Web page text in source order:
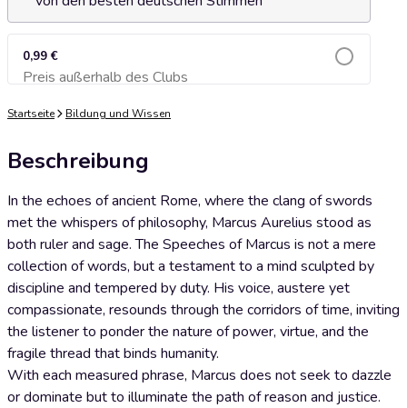
0,99 €
Preis außerhalb des ClubsZum Warenkorb hinzufügen
Startseite Bildung und Wissen
Beschreibung
In the echoes of ancient Rome, where the clang of swords
met the whispers of philosophy, Marcus Aurelius stood as
both ruler and sage. The Speeches of Marcus is not a mere
collection of words, but a testament to a mind sculpted by
discipline and tempered by duty. His voice, austere yet
compassionate, resounds through the corridors of time, inviting
the listener to ponder the nature of power, virtue, and the
fragile thread that binds humanity.
With each measured phrase, Marcus does not seek to dazzle
or dominate but to illuminate the path of reason and justice.